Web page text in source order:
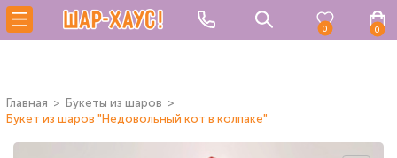
0 0
Главная
Букеты из шаров
Букет из шаров "Недовольный кот в колпаке"